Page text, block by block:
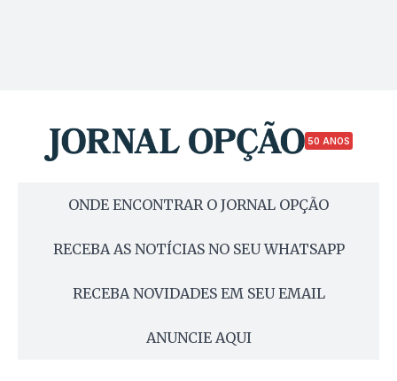
50 ANOS
ONDE ENCONTRAR O JORNAL OPÇÃO
RECEBA AS NOTÍCIAS NO SEU WHATSAPP
RECEBA NOVIDADES EM SEU EMAIL
ANUNCIE AQUI